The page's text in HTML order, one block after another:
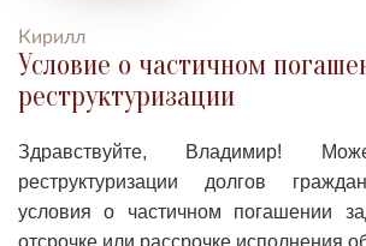
Кирилл
Условие о частичном
реструктуризации
Здравствуйте, Владимир!
реструктуризации долгов
условия о частичном погашении